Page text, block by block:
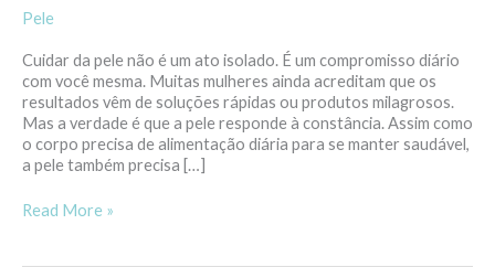
Pele
Cuidar da pele não é um ato isolado. É um compromisso diário
com você mesma. Muitas mulheres ainda acreditam que os
resultados vêm de soluções rápidas ou produtos milagrosos.
Mas a verdade é que a pele responde à constância. Assim como
o corpo precisa de alimentação diária para se manter saudável,
a pele também precisa […]
Read More »